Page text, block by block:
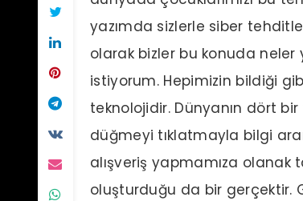
yazımda sizlerle siber
olarak bizler bu konuda neler
istiyorum. Hepimizin bildiği
teknolojidir. Dünyanın dört
düğmeyi tıklatmayla bilgi
alışveriş yapmamıza olanak
oluşturduğu da bir gerçektir.